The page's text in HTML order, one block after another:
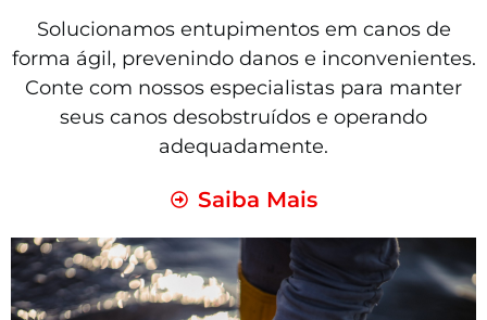
Solucionamos entupimentos em canos de
forma ágil, prevenindo danos e inconvenientes.
Conte com nossos especialistas para manter
seus canos desobstruídos e operando
adequadamente.
Saiba Mais